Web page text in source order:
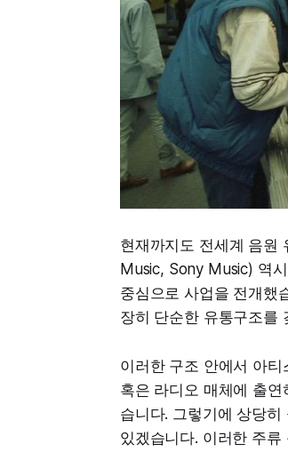
현재까지도 전세계 음원
Music, Sony Music) 역
중심으로 사업을 전개했
장히 단순한 유통구조를
이러한 구조 안에서 아
혹은 라디오 매체에 출
습니다. 그렇기에 상당
있겠습니다. 이러한 주